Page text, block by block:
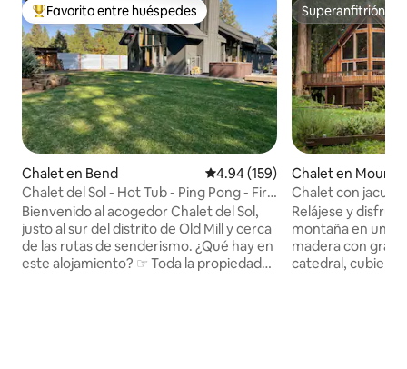
De los mejores en Favorito entre huéspedes
Favorito entre huéspedes
Chalet en Bend Calificación promedio: 4.94 de
4.94 (159)
Chalet del Sol - Hot Tub - Ping Pong - Fire
pit
Bienvenido al acogedor Chalet del Sol,
justo al sur del distrito de Old Mill y cerca
de las rutas de senderismo. ¿Qué hay en
este alojamiento? ☞ Toda la propiedad
Superanfitrión
Superanfitrión
Chalet en Mount
ge
Chalet con
de leña, sala de
Relájese y
montaña en un
madera con
catedral, cubierta